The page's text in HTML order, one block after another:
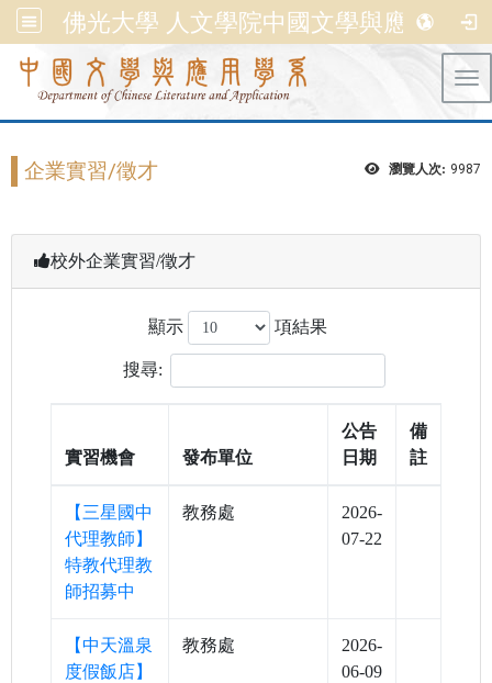
佛光大學 人文學院中國文學與應用學系
瀏覽人次: 9987
企業實習/徵才